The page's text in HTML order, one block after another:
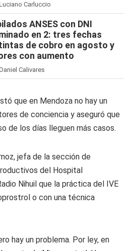
Carluccio
ANSES con DNI
en 2: tres fechas
de cobro en agosto y
con aumento
Calivares
que en Mendoza no hay un
de conciencia y aseguró que
de los días lleguen más casos.
jefa de la sección de
del Hospital
Nihuil que la práctica del IVE
o con una técnica
hay un problema. Por ley, en